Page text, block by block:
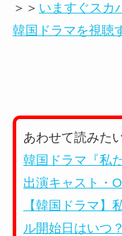
＞＞ いますぐスカ
韓国ドラマを視聴
あわせて読みた
韓国ドラマ『私
出演キャスト・
【韓国ドラマ】
ル開始日はいつ